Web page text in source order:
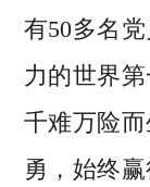
有50多名
力的世界
千难万险
勇，始终